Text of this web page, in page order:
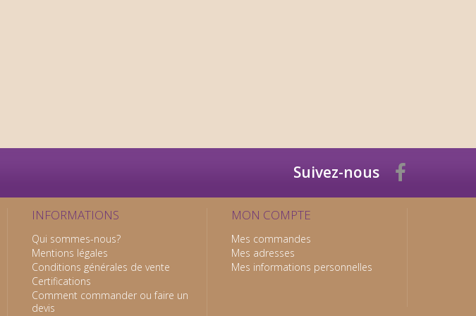
Suivez-nous
INFORMATIONS
Qui sommes-nous?
Mentions légales
Conditions générales de vente
Certifications
Comment commander ou faire un
devis
MON COMPTE
Mes commandes
Mes adresses
Mes informations personnelles